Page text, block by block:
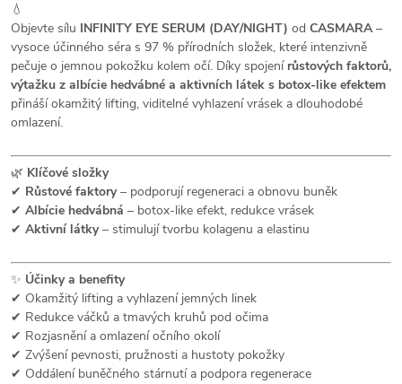
💧
Objevte sílu INFINITY EYE SERUM (DAY/NIGHT) od CASMARA–
vysoce účinného séra s 97 % přírodních složek, které intenzivně
pečuje o jemnou pokožku kolem očí. Díky spojení růstových faktorů,
výtažku z albície hedvábné a aktivních látek s botox-like efektem
přináší okamžitý lifting, viditelné vyhlazení vrásek a dlouhodobé
omlazení.
🌿 Klíčové složky
✔ Růstové faktory– podporují regeneraci a obnovu buněk
✔ Albície hedvábná – botox-like efekt, redukce vrásek
✔ Aktivní látky– stimulují tvorbu kolagenu a elastinu
✨ Účinky a benefity
✔ Okamžitý lifting a vyhlazení jemných linek
✔ Redukce váčků a tmavých kruhů pod očima
✔ Rozjasnění a omlazení očního okolí
✔ Zvýšení pevnosti, pružnosti a hustoty pokožky
✔ Oddálení buněčného stárnutí a podpora regenerace